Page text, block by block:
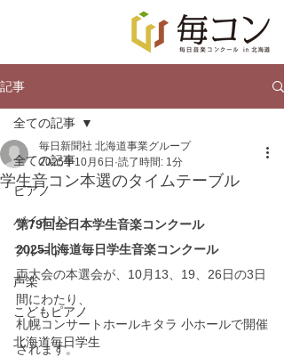
記事
全ての記事
ピアノ
バイオリン
フルート
声楽
こどもピアノ
北海道毎日学生
全ての記事
学生音コン本選のタイムテーブル
毎日新聞社 北海道事業グループ
2025年10月6日 読了時間: 1分
第79回全日本学生音楽コンクール
2025北海道毎日学生音楽コンクール
両大会の本選会が、10月13、19、26日の3日
間にわたり、
札幌コンサートホールキタラ 小ホールで開催
されます。